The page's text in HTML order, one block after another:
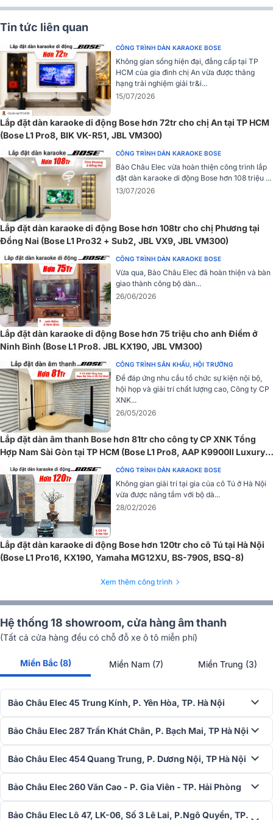
Đặc biệt, Bose mang đến cho khách hàng 2 phiên bản màu sắc đen
và trắng, đáp ứng mọi nhu cầu thẩm mỹ và phong cách không gian.
Dù được lắp đặt trong phòng họp doanh nghiệp, nhà hàng, khách
sạn hay khu vực ngoài trời, Bose 402 Series V vẫn giữ được nét hài
hòa, chuyên nghiệp và hiện đại, góp phần nâng tầm không gian lắp
đặt.
Logo Bose Professional có thể xoay linh hoạt
2. Cấu tạo hệ thống củ loa toàn dải
Điểm nổi bật làm nên giá trị của Bose 402 Series Vchính là cấu trúc
4 củ loa toàn dải 4.5 inchđược bố trí khoa học trong thùng loa. Đây
là triết lý thiết kế quen thuộc của Bose, tập trung vào sự tinh gọn
nhưng vẫn đảm bảoâm thanh đầy đủ, cân bằng và tự nhiên. Thay
vì phải sử dụng nhiều dải loa riêng biệt (woofer, mid, tweeter), giải
pháp toàn dải giúp âm thanh được đồng bộ tốt hơn, giảm hiện
tượng lệch pha và mang lại sự liền mạch trong trải nghiệm nghe.
Với dải tần đáp ứng73 Hz - 15 kHz, loa dễ dàng xử lý cả những nốt
trầm chắc gọn, dải trung âm rõ ràng lẫn âm cao sáng mịn. Điều này
giúp loa không chỉ thích hợp cho phát nhạc nền, nhạc sống nhẹ
nhàng, mà còn đảm bảo giọng nói trong trẻo, rõ nét khi sử dụng cho
hội họp, giảng dạy hoặc nhà thờ. Trong nhiều không gian vừa và
nhỏ, 402 Series V có thể hoạt động độc lập mà không cần thêm
subwoofer, tiết kiệm chi phí và diện tích lắp đặt nhưng vẫn đảm bảo
>>> Tham khảo:
Top 5 Mẫu Loa Bose Chính Hãng Hát
Karaoke Hay Nhất Hiện
Tin tức liên quan
CÔNG TRÌNH DÀN KARAOKE BOSE
Không gian sống hiện đại, đẳng cấp tại TP
HCM của gia đình chị An vừa được thăng
hạng trải nghiệm giải tr&i...
15/07/2026
Lắp đặt dàn karaoke di động Bose hơn 72tr cho chị An tại TP HCM
(Bose L1 Pro8, BIK VK-R51, JBL VM300)
CÔNG TRÌNH DÀN KARAOKE BOSE
Bảo Châu Elec vừa hoàn thiện công trình lắp
đặt dàn karaoke di động Bose hơn 108 triệu ...
13/07/2026
Lắp đặt dàn karaoke di động Bose hơn 108tr cho chị Phương tại
Đồng Nai (Bose L1 Pro32 + Sub2, JBL VX9, JBL VM300)
CÔNG TRÌNH DÀN KARAOKE BOSE
Vừa qua, Bảo Châu Elec đã hoàn thiện và bàn
giao thành công bộ dàn...
26/06/2026
Lắp đặt dàn karaoke di động Bose hơn 75 triệu cho anh Điềm ở
Ninh Bình (Bose L1 Pro8. JBL KX190, JBL VM300)
CÔNG TRÌNH SÂN KHẤU, HỘI TRƯỜNG
Để đáp ứng nhu cầu tổ chức sự kiện nội bộ,
hội họp và giải trí chất lượng cao, Công ty CP
XNK...
26/05/2026
Lắp đặt dàn âm thanh Bose hơn 81tr cho công ty CP XNK Tổng
Hợp Nam Sài Gòn tại TP HCM (Bose L1 Pro8, AAP K9900II Luxury,
BS9800)
CÔNG TRÌNH DÀN KARAOKE BOSE
Không gian giải trí tại gia của cô Tú ở Hà Nội
vừa được nâng tầm với bộ dà...
28/02/2026
Lắp đặt dàn karaoke di động Bose hơn 120tr cho cô Tú tại Hà Nội
(Bose L1 Pro16, KX190, Yamaha MG12XU, BS-790S, BSQ-8)
Xem thêm công trình
Hệ thống 18 showroom, cửa hàng âm thanh
(Tất cả cửa hàng đều có chỗ đỗ xe ô tô miễn phí)
Miền Bắc (8) Miền Nam (7) Miền Trung (3)
Bảo Châu Elec 45 Trung Kính, P. Yên Hòa, TP. Hà Nội
Bảo Châu Elec 287 Trần Khát Chân, P. Bạch Mai, TP Hà Nội
Bảo Châu Elec 454 Quang Trung, P. Dương Nội, TP Hà Nội
Bảo Châu Elec 260 Văn Cao - P. Gia Viên - TP. Hải Phòng
Bảo Châu Elec Lô 47, LK-06, Số 3 Lê Lai, P.Ngô Quyền, TP.